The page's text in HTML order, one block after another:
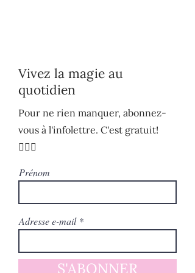
Vivez la magie au
quotidien
Pour ne rien manquer, abonnez-
vous à l'infolettre. C'est gratuit!
🧚🏻‍♀️
Prénom
Adresse e-mail
S'ABONNER